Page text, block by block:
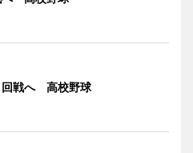
回戦へ 高校野球